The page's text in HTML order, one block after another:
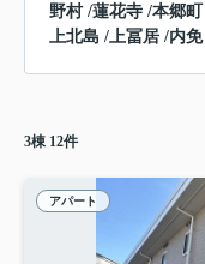
野村/蓮花寺 /本郷町
上北島 /上冨居 /内免
3棟 12件
アパート